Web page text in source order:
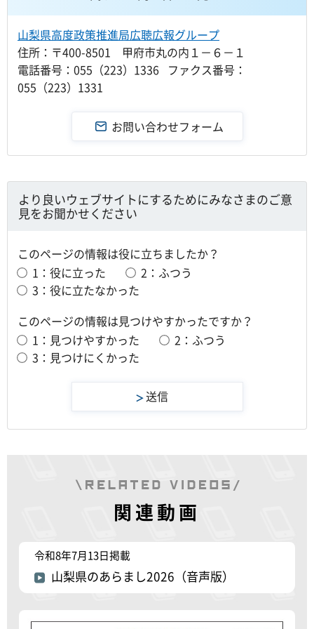
山梨県高度政策推進局広聴広報グループ
住所：〒400-8501 甲府市丸の内１－６－１
電話番号：055（223）1336 ファクス番号：
055（223）1331
より良いウェブサイトにするためにみなさまのご意
見をお聞かせください
このページの情報は役に立ちましたか？
1：役に立った
2：ふつう
3：役に立たなかった
このページの情報は見つけやすかったですか？
1：見つけやすかった
2：ふつう
3：見つけにくかった
関連動画
令和8年7月13日掲載
山梨県のあらまし2026（音声版）